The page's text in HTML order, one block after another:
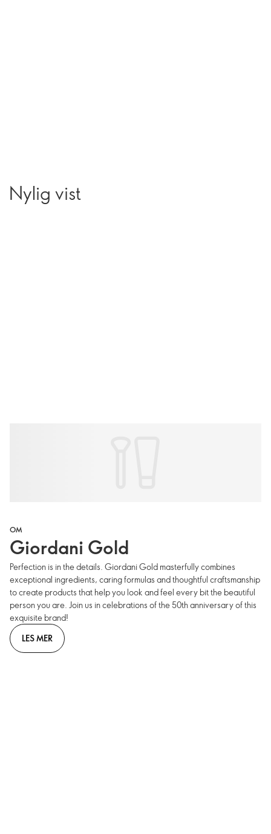
Nylig vist
OM
Giordani Gold
Perfection is in the details. Giordani Gold masterfully combines
exceptional ingredients, caring formulas and thoughtful craftsmanship
to create products that help you look and feel every bit the beautiful
person you are. Join us in celebrations of the 50th anniversary of this
exquisite brand!
LES MER